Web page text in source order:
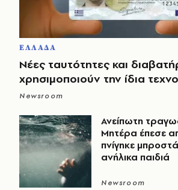
ΕΛΛΑΔΑ
Νέες ταυτότητες και
χρησιμοποιούν την ίδια
Newsroom
Ανείπωτη
Μητέρα έπεσε
πνίγηκε
ανήλικα παιδιά
Newsroom